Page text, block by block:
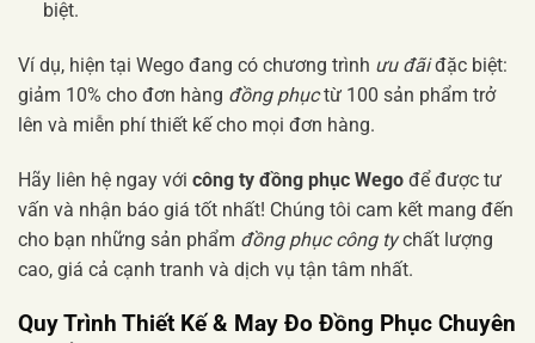
biệt.
Ví dụ, hiện tại Wego đang có chương trình ưu đãiđặc biệt:
giảm 10% cho đơn hàng đồng phụctừ 100 sản phẩm trở
lên và miễn phí thiết kế cho mọi đơn hàng.
Hãy liên hệ ngay với công ty đồng phục Wego để được tư
vấn và nhận báo giá tốt nhất! Chúng tôi cam kết mang đến
cho bạn những sản phẩm đồng phục công tychất lượng
cao, giá cả cạnh tranh và dịch vụ tận tâm nhất.
Quy Trình Thiết Kế & May Đo Đồng Phục Chuyên